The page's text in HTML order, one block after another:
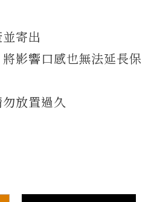
寄出
影響口感也無法延長保
放置過久